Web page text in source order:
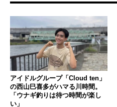
アイドルグループ「Cloud ten」
の西山巳喜多がハマる川時間。
「ウナギ釣りは待つ時間が楽し
い」